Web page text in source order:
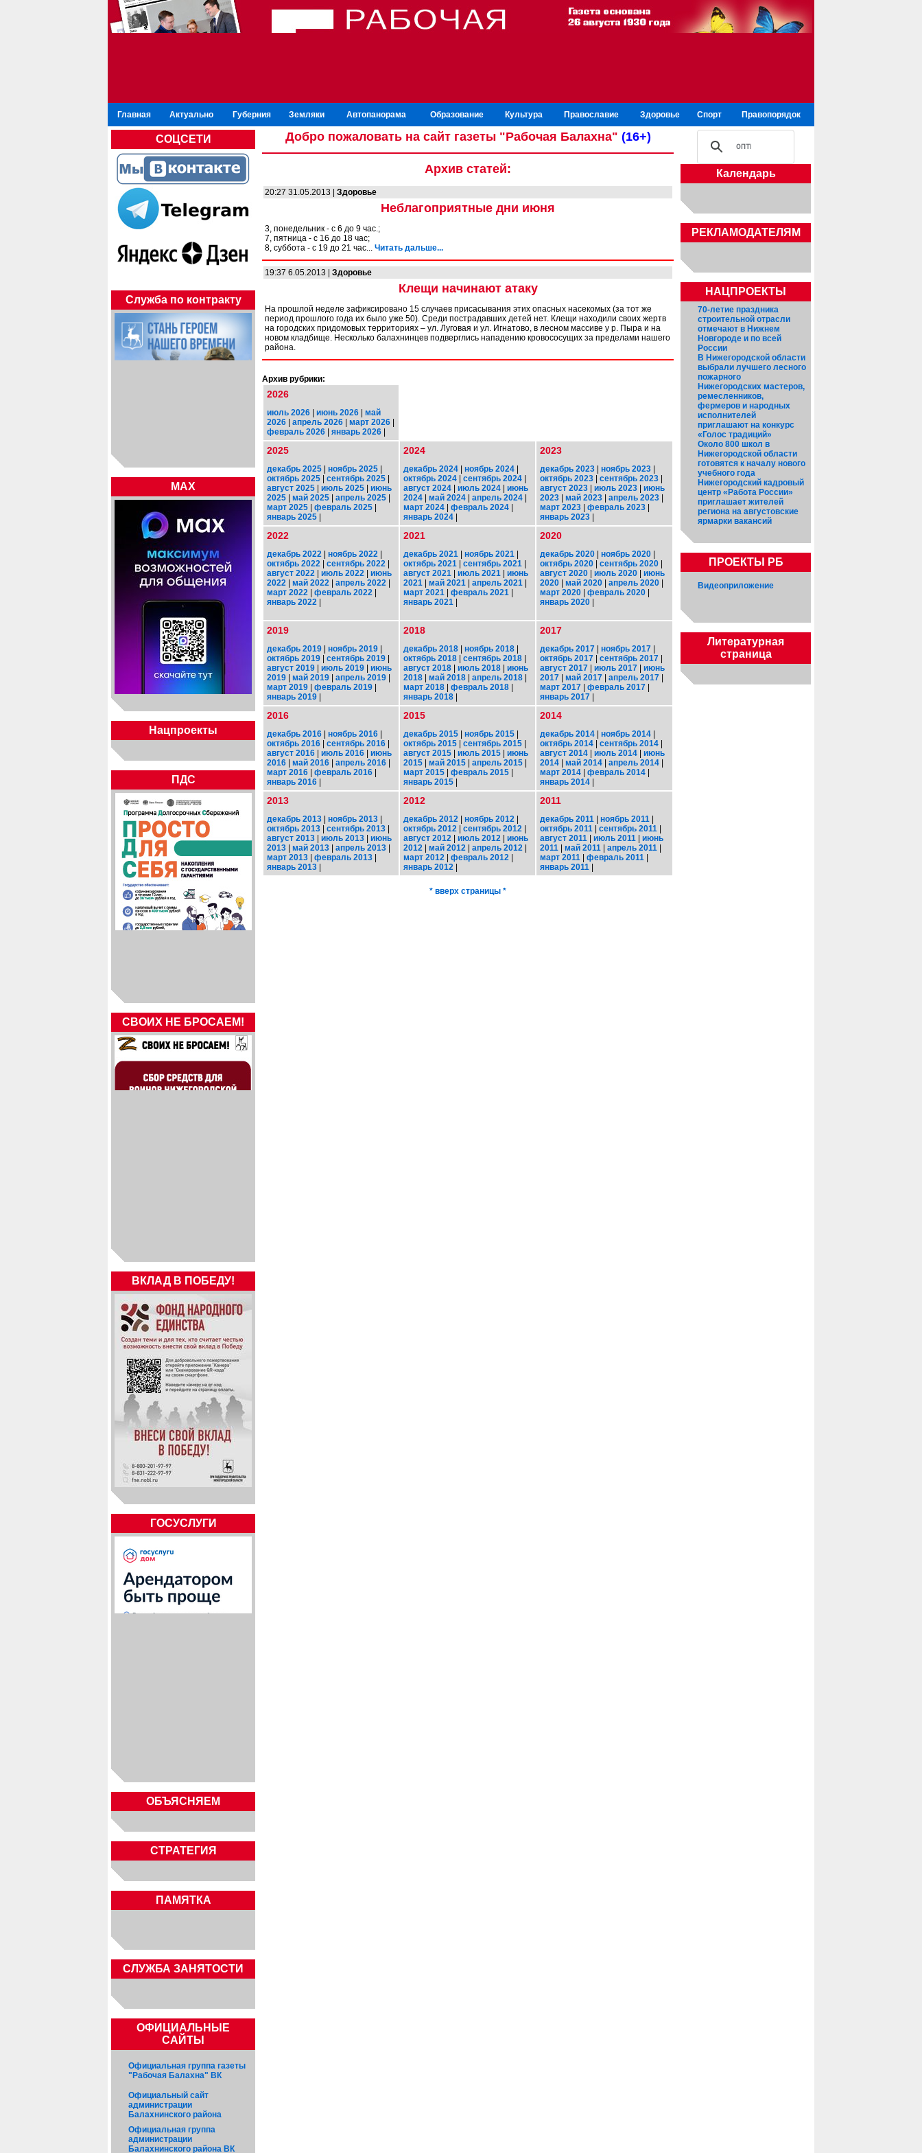
Главная Актуально Губерния Земляки Автопанорама Образование Культура Православие Здоровье Спорт Правопорядок
СОЦСЕТИ
Служба по контракту
MAX
Нацпроекты
ПДС
СВОИХ НЕ БРОСАЕМ!
ВКЛАД В ПОБЕДУ!
ГОСУСЛУГИ
ОБЪЯСНЯЕМ
СТРАТЕГИЯ
ПАМЯТКА
CЛУЖБА ЗАНЯТОСТИ
ОФИЦИАЛЬНЫЕ
САЙТЫ
Официальная группа газеты
"Рабочая Балахна" ВК
Официальный сайт
администрации
Балахнинского района
Официальная группа
администрации
Балахнинского района ВК
Добро пожаловать на сайт газеты "Рабочая Балахна" (16+)
Архив статей:
20:27 31.05.2013 | Здоровье
Неблагоприятные дни июня
3, понедельник - с 6 до 9 час.;
7, пятница - с 16 до 18 час;
8, суббота - с 19 до 21 час... Читать дальше...
19:37 6.05.2013 | Здоровье
Клещи начинают атаку
На прошлой неделе зафиксировано 15 случаев присасывания этих опасных насекомых (за тот же
период прошлого года их было уже 50). Среди пострадавших детей нет. Клещи находили своих жертв
на городских придомовых территориях – ул. Луговая и ул. Игнатово, в лесном массиве у р. Пыра и на
новом кладбище. Несколько балахнинцев подверглись нападению кровососущих за пределами нашего
района.
Архив рубрики:
2026
июль 2026 | июнь 2026 | май
2026 | апрель 2026 | март 2026 |
февраль 2026 | январь 2026 |
2025
декабрь 2025 | ноябрь 2025 |
октябрь 2025 | сентябрь 2025 |
август 2025 | июль 2025 | июнь
2025 | май 2025 | апрель 2025 |
март 2025 | февраль 2025 |
январь 2025 |
2024
декабрь 2024 | ноябрь 2024 |
октябрь 2024 | сентябрь 2024 |
август 2024 | июль 2024 | июнь
2024 | май 2024 | апрель 2024 |
март 2024 | февраль 2024 |
январь 2024 |
2023
декабрь 2023 | ноябрь 2023 |
октябрь 2023 | сентябрь 2023 |
август 2023 | июль 2023 | июнь
2023 | май 2023 | апрель 2023 |
март 2023 | февраль 2023 |
январь 2023 |
2022
декабрь 2022 | ноябрь 2022 |
октябрь 2022 | сентябрь 2022 |
август 2022 | июль 2022 | июнь
2022 | май 2022 | апрель 2022 |
март 2022 | февраль 2022 |
январь 2022 |
2021
декабрь 2021 | ноябрь 2021 |
октябрь 2021 | сентябрь 2021 |
август 2021 | июль 2021 | июнь
2021 | май 2021 | апрель 2021 |
март 2021 | февраль 2021 |
январь 2021 |
2020
декабрь 2020 | ноябрь 2020 |
октябрь 2020 | сентябрь 2020 |
август 2020 | июль 2020 | июнь
2020 | май 2020 | апрель 2020 |
март 2020 | февраль 2020 |
январь 2020 |
2019
декабрь 2019 | ноябрь 2019 |
октябрь 2019 | сентябрь 2019 |
август 2019 | июль 2019 | июнь
2019 | май 2019 | апрель 2019 |
март 2019 | февраль 2019 |
январь 2019 |
2018
декабрь 2018 | ноябрь 2018 |
октябрь 2018 | сентябрь 2018 |
август 2018 | июль 2018 | июнь
2018 | май 2018 | апрель 2018 |
март 2018 | февраль 2018 |
январь 2018 |
2017
декабрь 2017 | ноябрь 2017 |
октябрь 2017 | сентябрь 2017 |
август 2017 | июль 2017 | июнь
2017 | май 2017 | апрель 2017 |
март 2017 | февраль 2017 |
январь 2017 |
2016
декабрь 2016 | ноябрь 2016 |
октябрь 2016 | сентябрь 2016 |
август 2016 | июль 2016 | июнь
2016 | май 2016 | апрель 2016 |
март 2016 | февраль 2016 |
январь 2016 |
2015
декабрь 2015 | ноябрь 2015 |
октябрь 2015 | сентябрь 2015 |
август 2015 | июль 2015 | июнь
2015 | май 2015 | апрель 2015 |
март 2015 | февраль 2015 |
январь 2015 |
2014
декабрь 2014 | ноябрь 2014 |
октябрь 2014 | сентябрь 2014 |
август 2014 | июль 2014 | июнь
2014 | май 2014 | апрель 2014 |
март 2014 | февраль 2014 |
январь 2014 |
2013
декабрь 2013 | ноябрь 2013 |
октябрь 2013 | сентябрь 2013 |
август 2013 | июль 2013 | июнь
2013 | май 2013 | апрель 2013 |
март 2013 | февраль 2013 |
январь 2013 |
2012
декабрь 2012 | ноябрь 2012 |
октябрь 2012 | сентябрь 2012 |
август 2012 | июль 2012 | июнь
2012 | май 2012 | апрель 2012 |
март 2012 | февраль 2012 |
январь 2012 |
2011
декабрь 2011 | ноябрь 2011 |
октябрь 2011 | сентябрь 2011 |
август 2011 | июль 2011 | июнь
2011 | май 2011 | апрель 2011 |
март 2011 | февраль 2011 |
январь 2011 |
* вверх страницы *
Календарь
РЕКЛАМОДАТЕЛЯМ
НАЦПРОЕКТЫ
70-летие праздника
строительной отрасли
отмечают в Нижнем
Новгороде и по всей
России
В Нижегородской области
выбрали лучшего лесного
пожарного
Нижегородских мастеров,
ремесленников,
фермеров и народных
исполнителей
приглашают на конкурс
«Голос традиций»
Около 800 школ в
Нижегородской области
готовятся к началу нового
учебного года
Нижегородский кадровый
центр «Работа России»
приглашает жителей
региона на августовские
ярмарки вакансий
ПРОЕКТЫ РБ
Видеоприложение
Литературная
страница